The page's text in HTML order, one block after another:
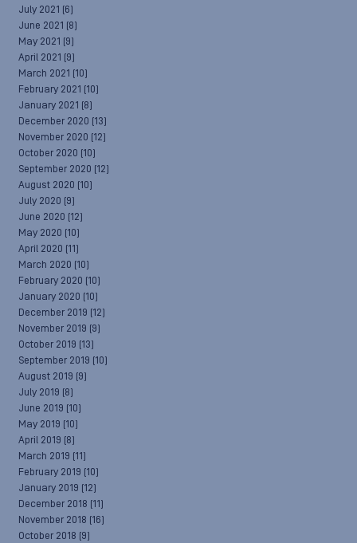
July 2021 (6)
June 2021 (8)
May 2021 (9)
April 2021 (9)
March 2021 (10)
February 2021 (10)
January 2021 (8)
December 2020 (13)
November 2020 (12)
October 2020 (10)
September 2020 (12)
August 2020 (10)
July 2020 (9)
June 2020 (12)
May 2020 (10)
April 2020 (11)
March 2020 (10)
February 2020 (10)
January 2020 (10)
December 2019 (12)
November 2019 (9)
October 2019 (13)
September 2019 (10)
August 2019 (9)
July 2019 (8)
June 2019 (10)
May 2019 (10)
April 2019 (8)
March 2019 (11)
February 2019 (10)
January 2019 (12)
December 2018 (11)
November 2018 (16)
October 2018 (9)